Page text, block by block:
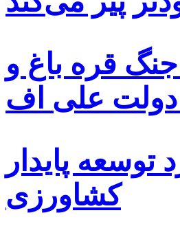
قره باغ و
دولت علی اف
پایدار
کشاورزی